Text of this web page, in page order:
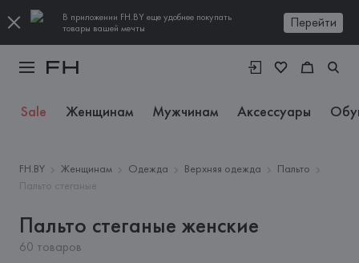
В приложении FH.BY еще удобнее покупать
товары вашей мечты
Перейти
Sale Женщинам Мужчинам Аксессуары
FH.BY Женщинам Одежда Верхняя одежда
Пальто
Пальто стеганые
Пальто стеганые женские
60 товаров